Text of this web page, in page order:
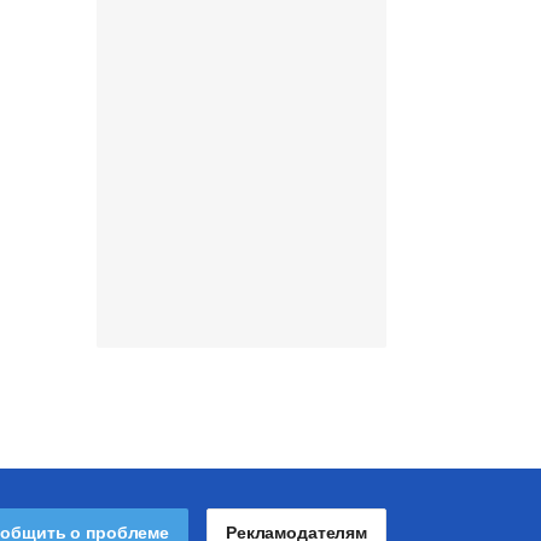
о проблеме Рекламодателям